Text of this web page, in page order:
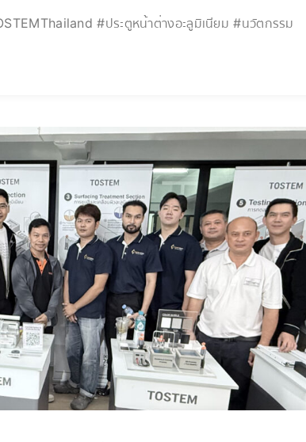
#ประตูหน้าต่างอะลูมิเนียม #นวัตกรรม